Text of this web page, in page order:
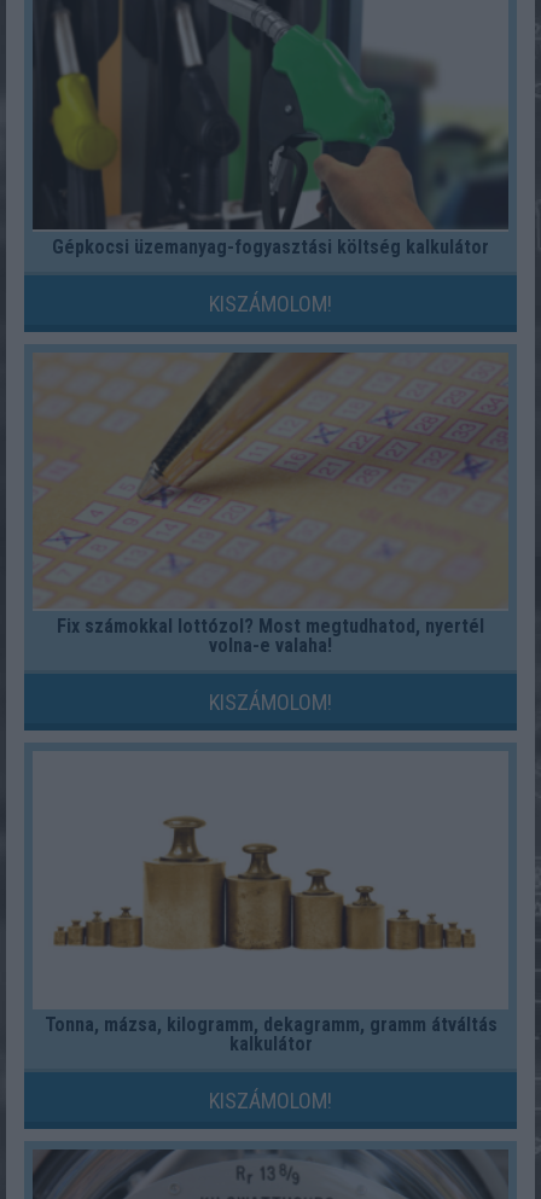
Gépkocsi üzemanyag-fogyasztási költség kalkulátor
KISZÁMOLOM!
Fix számokkal lottózol? Most megtudhatod, nyertél
volna-e valaha!
KISZÁMOLOM!
Tonna, mázsa, kilogramm, dekagramm, gramm átváltás
kalkulátor
KISZÁMOLOM!